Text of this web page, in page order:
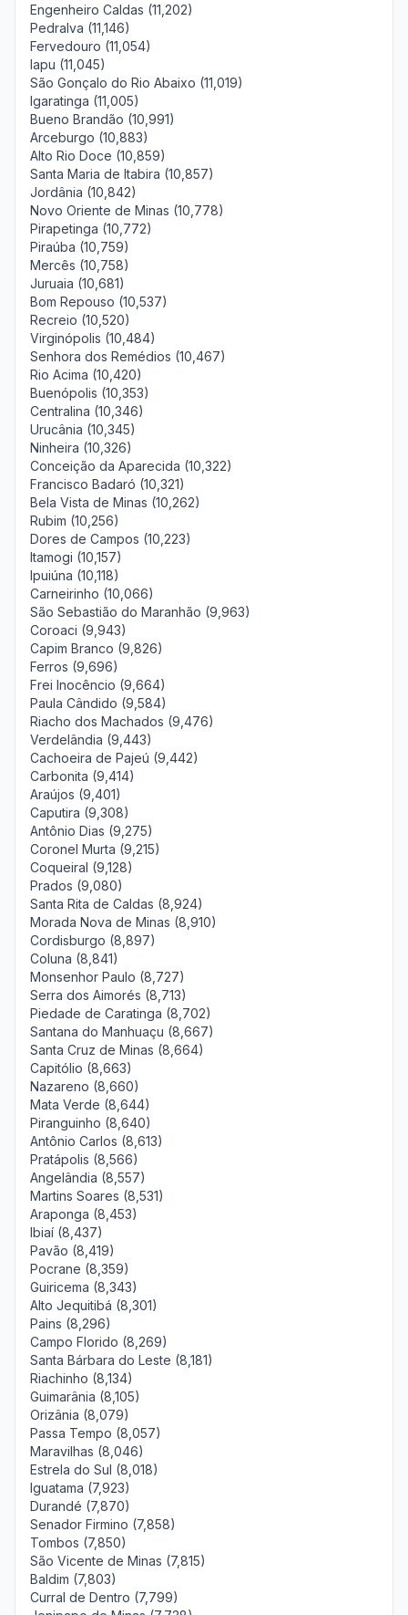
Engenheiro Caldas (11,202)
Pedralva (11,146)
Fervedouro (11,054)
Iapu (11,045)
São Gonçalo do Rio Abaixo (11,019)
Igaratinga (11,005)
Bueno Brandão (10,991)
Arceburgo (10,883)
Alto Rio Doce (10,859)
Santa Maria de Itabira (10,857)
Jordânia (10,842)
Novo Oriente de Minas (10,778)
Pirapetinga (10,772)
Piraúba (10,759)
Mercês (10,758)
Juruaia (10,681)
Bom Repouso (10,537)
Recreio (10,520)
Virginópolis (10,484)
Senhora dos Remédios (10,467)
Rio Acima (10,420)
Buenópolis (10,353)
Centralina (10,346)
Urucânia (10,345)
Ninheira (10,326)
Conceição da Aparecida (10,322)
Francisco Badaró (10,321)
Bela Vista de Minas (10,262)
Rubim (10,256)
Dores de Campos (10,223)
Itamogi (10,157)
Ipuiúna (10,118)
Carneirinho (10,066)
São Sebastião do Maranhão (9,963)
Coroaci (9,943)
Capim Branco (9,826)
Ferros (9,696)
Frei Inocêncio (9,664)
Paula Cândido (9,584)
Riacho dos Machados (9,476)
Verdelândia (9,443)
Cachoeira de Pajeú (9,442)
Carbonita (9,414)
Araújos (9,401)
Caputira (9,308)
Antônio Dias (9,275)
Coronel Murta (9,215)
Coqueiral (9,128)
Prados (9,080)
Santa Rita de Caldas (8,924)
Morada Nova de Minas (8,910)
Cordisburgo (8,897)
Coluna (8,841)
Monsenhor Paulo (8,727)
Serra dos Aimorés (8,713)
Piedade de Caratinga (8,702)
Santana do Manhuaçu (8,667)
Santa Cruz de Minas (8,664)
Capitólio (8,663)
Nazareno (8,660)
Mata Verde (8,644)
Piranguinho (8,640)
Antônio Carlos (8,613)
Pratápolis (8,566)
Angelândia (8,557)
Martins Soares (8,531)
Araponga (8,453)
Ibiaí (8,437)
Pavão (8,419)
Pocrane (8,359)
Guiricema (8,343)
Alto Jequitibá (8,301)
Pains (8,296)
Campo Florido (8,269)
Santa Bárbara do Leste (8,181)
Riachinho (8,134)
Guimarânia (8,105)
Orizânia (8,079)
Passa Tempo (8,057)
Maravilhas (8,046)
Estrela do Sul (8,018)
Iguatama (7,923)
Durandé (7,870)
Senador Firmino (7,858)
Tombos (7,850)
São Vicente de Minas (7,815)
Baldim (7,803)
Curral de Dentro (7,799)